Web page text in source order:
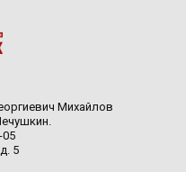
Михайлов
05
5